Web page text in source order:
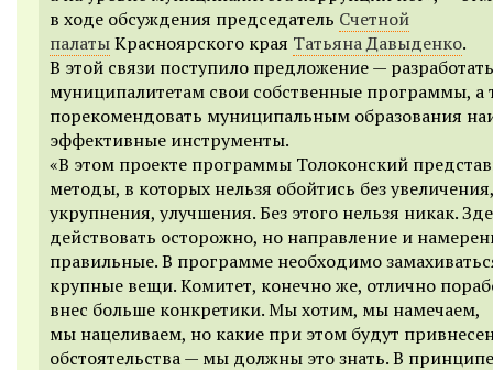
в ходе обсуждения председатель Счетной
палатыКрасноярского края Татьяна Давыденко.
В этой связи поступило предложение — разработать
муниципалитетам свои собственные программы, а
порекомендовать муниципальным образования
эффективные инструменты.
«В этом проекте программы Толоконский
методы, в которых нельзя обойтись без увеличения,
укрупнения, улучшения. Без этого нельзя никак.
действовать осторожно, но направление и
правильные. В программе необходимо
крупные вещи. Комитет, конечно же, отлично
внес больше конкретики. Мы хотим, мы намечаем,
мы нацеливаем, но какие при этом будут
обстоятельства — мы должны это знать. В